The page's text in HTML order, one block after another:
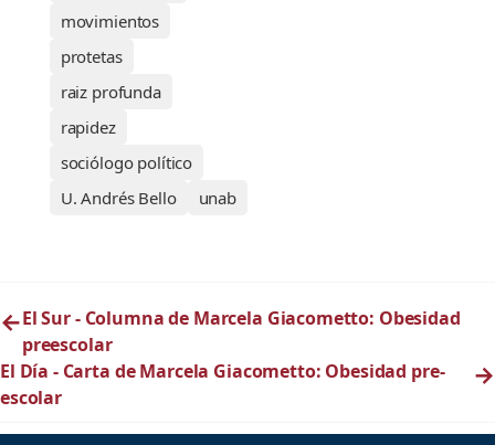
movimientos
protetas
raiz profunda
rapidez
sociólogo político
U. Andrés Bello
unab
←El Sur - Columna de Marcela Giacometto: Obesidad
preescolar
El Día - Carta de Marcela Giacometto: Obesidad pre-
escolar
→